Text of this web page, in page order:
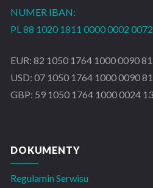
NUMER IBAN:
PL 88 1020 1811 0000 0002
EUR: 82 1050 1764 1000 0090
USD: 07 1050 1764 1000 0090
GBP: 59 1050 1764 1000 0024
DOKUMENTY
Regulamin Serwisu